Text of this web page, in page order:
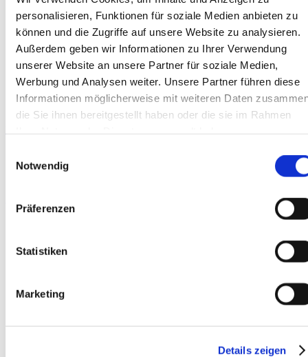
personalisieren, Funktionen für soziale Medien anbieten zu
können und die Zugriffe auf unsere Website zu analysieren.
Außerdem geben wir Informationen zu Ihrer Verwendung
unserer Website an unsere Partner für soziale Medien,
Werbung und Analysen weiter. Unsere Partner führen diese
Informationen möglicherweise mit weiteren Daten
die Sie ihnen bereitgestellt haben oder die sie im Rahmen
Notwendig
Präferenzen
Statistiken
Marketing
Details zeigen